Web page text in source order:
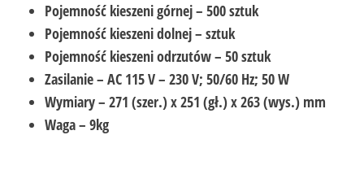
Pojemność kieszeni górnej – 500 sztuk
Pojemność kieszeni dolnej – sztuk
Pojemność kieszeni odrzutów – 50 sztuk
Zasilanie – AC 115 V – 230 V; 50/60 Hz; 50 W
Wymiary – 271 (szer.) x 251 (gł.) x 263 (wys.) mm
Waga – 9kg